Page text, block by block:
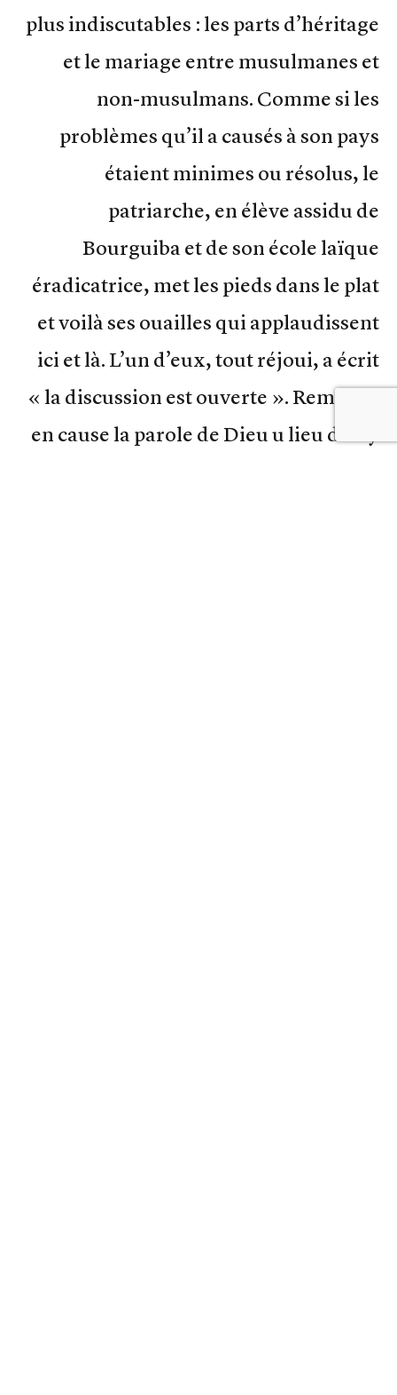
plus indiscutables : les parts d’héritage
et le mariage entre musulmanes et
non-musulmans. Comme si les
problèmes qu’il a causés à son pays
étaient minimes ou résolus, le
patriarche, en élève assidu de
Bourguiba et de son école laïque
éradicatrice, met les pieds dans le plat
et voilà ses ouailles qui applaudissent
ici et là. L’un d’eux, tout réjoui, a écrit
« la discussion est ouverte ». Remettre
en cause la parole de Dieu u lieu de s’y